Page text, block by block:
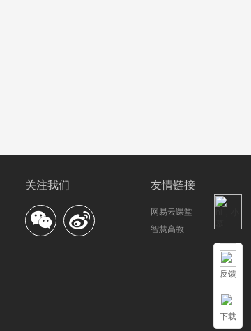
友情链接
网易云课堂
智慧高教
关注我们
反馈
下载